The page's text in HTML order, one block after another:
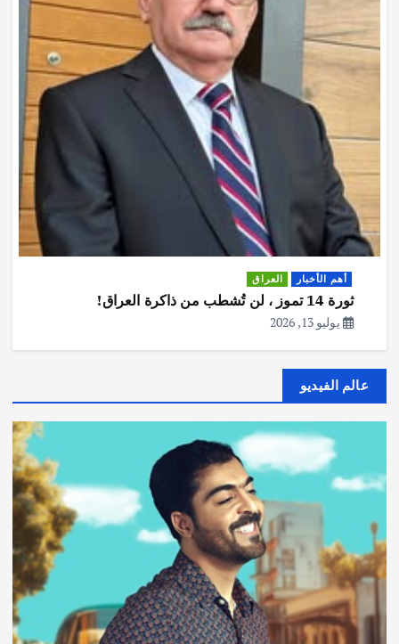
أهم الأخبار العراق
ثورة 14 تموز ، لن تُشطب من ذاكرة العراق!
يوليو 13, 2026
عالم الفيديو